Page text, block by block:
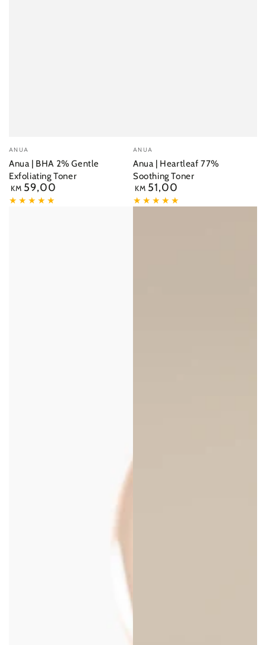
Dobavljač:
ANUA
Anua | BHA 2% Gentle
Exfoliating Toner
Redovna
cijena
KM 59,00
Dobavljač:
ANUA
Anua | Heartleaf 77%
Soothing Toner
Redovna
cijena
KM 51,00